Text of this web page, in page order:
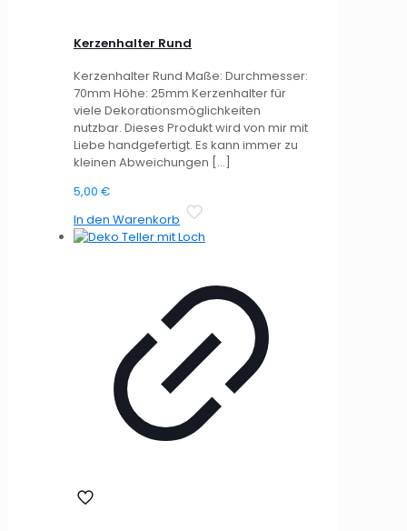
Kerzenhalter Rund
Kerzenhalter Rund Maße: Durchmesser:
70mm Höhe: 25mm Kerzenhalter für
viele Dekorationsmöglichkeiten
nutzbar. Dieses Produkt wird von mir mit
Liebe handgefertigt. Es kann immer zu
kleinen Abweichungen […]
5,00 €
In den Warenkorb